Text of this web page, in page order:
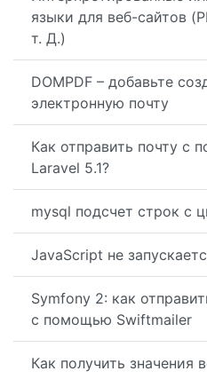
языки для веб-сайтов
т. Д.)
DOMPDF – добавьте
электронную почту
Как отправить почту с
Laravel 5.1?
mysql подсчет строк с
JavaScript не
Symfony 2: как
с помощью Swiftmailer
Как получить значения